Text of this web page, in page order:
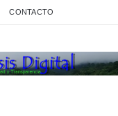
CONTACTO